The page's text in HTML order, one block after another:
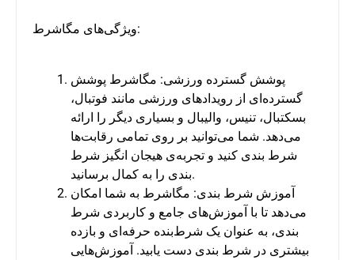
ویژگی‌های مگاشرط:
پوشش گسترده ورزشی: مگاشرط پوشش
گسترده‌ای از رویدادهای ورزشی مانند فوتبال،
بسکتبال، تنیس، والیبال و بسیاری دیگر را ارائه
می‌دهد. شما می‌توانید بر روی تمامی رقابت‌ها
شرط بندی کنید و تجربه‌ی هیجان انگیز شرط
بندی را به کمال برسانید.
آموزش شرط بندی: مگاشرط به شما امکان
می‌دهد تا با آموزش‌های جامع و کاربردی شرط
بندی، به عنوان یک شرط‌بنده حرفه‌ای و بازده
بیشتری در شرط بندی دست یابید. آموزش‌هایی